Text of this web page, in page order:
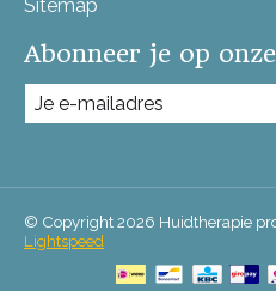
Sitemap
Abonneer je op
© Copyright 2026 Huidtherapie
Lightspeed